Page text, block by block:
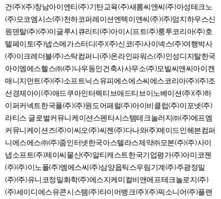
건(주)(주)창남아이엔티(주)기탄교육(주)새롬씨앤씨(주)아성테크노
(주)모코엠시스(주)천하코퍼레이션엔텍이앤씨(주)(주)엄지하우스신
원덴탈(주)(주)이글루시큐리티(주)아이시프트(주)룽투코리아(주)호
텔페이토(주)넵스메가스터디(주)(주)신코(주)사이넥스(주)여행박사
(주)이크레더블(주)스탁컴퍼니(주)온라인파워스(주)인성디지탈한국
아이엠에스헬스㈜(주)나우동인건축사사무소(주)모빌씨앤씨아이캔
매니지먼트(주)(주)소프트닉스유피에스에스씨에스코리아(주)(주)조
선경제아이(주)애드쿠아인터렉티브애드티브이노베이션(주)(주)하
이퍼커넥트한국폴(주)(주)원도어패럴(주)아이비클럽(주)이포넷(주)
라티스 글로벌커뮤니케이션스펜타시스템테크놀러지㈜(주)에프엠
커뮤니케이션즈(주)이씨오(주)씨젠(주)다나와(주)메이드인헤븐컴퍼
니에스에스㈜(주)줌인터넷한국아스텔라스제약㈜모본(주)(주)사이
냅소프트(주)제이씨물산(주)알티캐스트한국기업평가(주)아미코젠
(주)(주)이노폴(주)엠에스씨(주)삼양옵틱스우림기계(주)주광정밀
(주)(주)유니코정밀화학(주)에스지케미컬비앤에프테크놀로지(주)
(주)세이디에스유콘시스템(주)타이어뱅크(주)(주)픽소니어(주)플랜